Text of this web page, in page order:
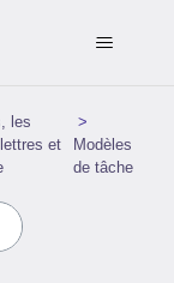
les
et
Modèles
de tâche